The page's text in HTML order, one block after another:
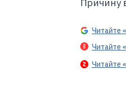
Причину
Читайте
Читайте
Читайте